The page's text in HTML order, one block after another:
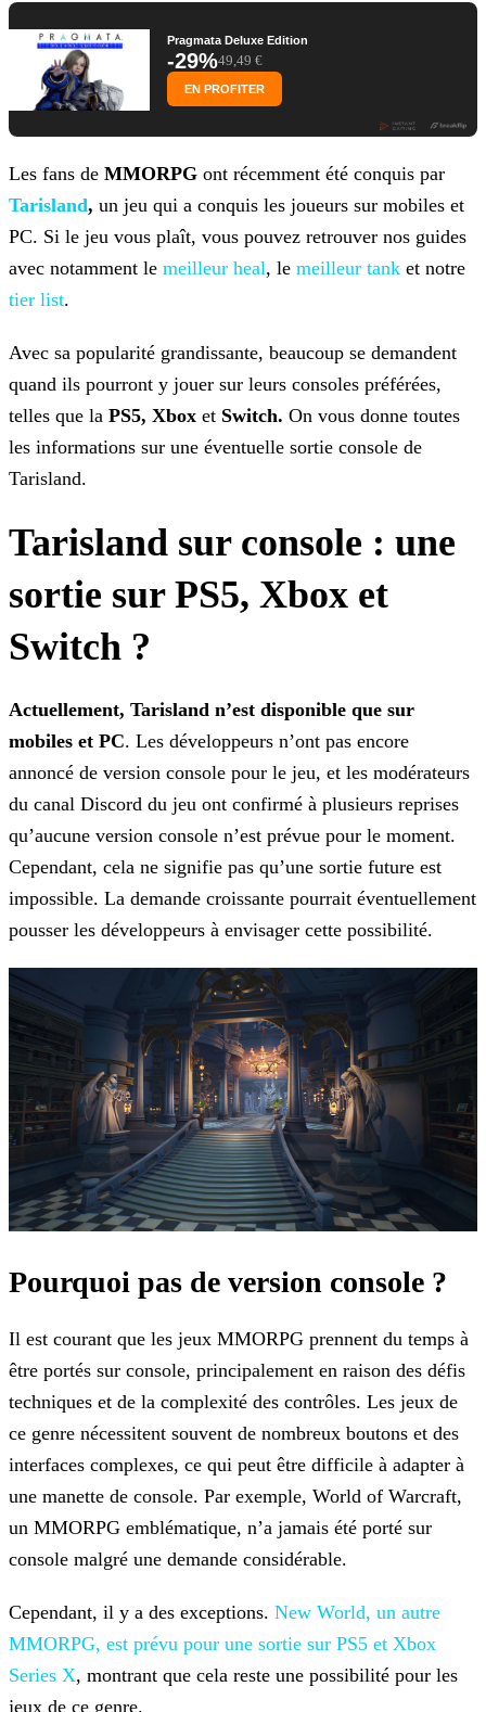
Pragmata Deluxe Edition
-29%49,49 €
EN PROFITER
Les fans de MMORPG ont récemment été conquis par
Tarisland, un jeu qui a conquis les joueurs sur mobiles et
PC. Si le jeu vous plaît, vous pouvez retrouver nos guides
avec notamment le meilleur heal, le meilleur tank et notre
tier list.
Avec sa popularité grandissante, beaucoup se demandent
quand ils pourront y jouer sur leurs consoles préférées,
telles que la PS5, Xbox et Switch. On vous donne toutes
les informations sur une éventuelle sortie console de
Tarisland.
Tarisland sur console : une
sortie sur PS5, Xbox et
Switch ?
Actuellement, Tarisland n’est disponible que sur
mobiles et PC. Les développeurs n’ont pas encore
annoncé de version console pour le jeu, et les modérateurs
du canal Discord du jeu ont confirmé à plusieurs reprises
qu’aucune version console n’est prévue pour le moment.
Cependant, cela ne signifie pas qu’une sortie future est
impossible. La demande croissante pourrait éventuellement
pousser les développeurs à envisager cette possibilité.
Pourquoi pas de version console ?
Il est courant que les jeux MMORPG prennent du temps à
être portés sur console, principalement en raison des défis
techniques et de la complexité des contrôles. Les jeux de
ce genre nécessitent souvent de nombreux boutons et des
interfaces complexes, ce qui peut être difficile à adapter à
une manette de console. Par exemple, World of Warcraft,
un MMORPG emblématique, n’a jamais été porté sur
console malgré une demande considérable.
Cependant, il y a des exceptions. New World, un autre
MMORPG, est prévu pour une sortie sur PS5 et Xbox
Series X, montrant que cela reste une possibilité pour les
jeux de ce genre.